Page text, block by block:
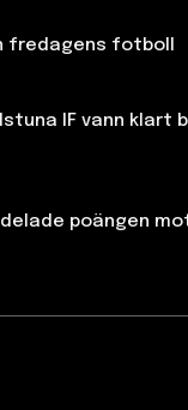
fredagens fotboll
IF vann klart
delade poängen